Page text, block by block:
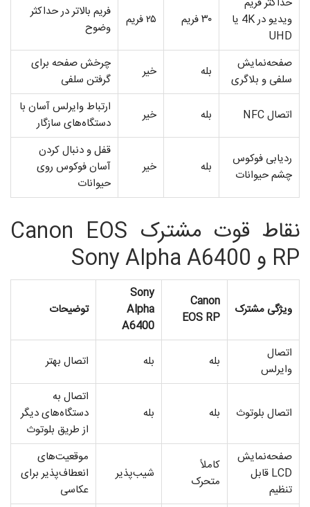
ویدیو در 4K یا
UHD
۳۰ فریم ۲۵ فریم
فریم بالاتر در حداکثر
وضوح
صفحه‌نمایش
سلفی و بلاگری
بله خیر
چرخش صفحه برای
گرفتن سلفی
اتصال NFC بله خیر
ارتباط وایرلس آسان با
دستگاه‌های سازگار
ردیابی فوکوس
چشم حیوانات
بله خیر
قفل و دنبال کردن
آسان فوکوس روی
حیوانات
نقاط قوت مشترک Canon EOS
RP و Sony Alpha A6400
ویژگی مشترک
Canon
EOS RP
Sony
Alpha
A6400
توضیحات
اتصال
وایرلس
بله بله اتصال بهتر
اتصال بلوتوث بله بله
اتصال به
دستگاه‌های دیگر
از طریق بلوتوث
صفحه‌نمایش
LCD قابل
تنظیم
کاملاً
متحرک
شیب‌پذیر
موقعیت‌های
انعطاف‌پذیر برای
عکاسی